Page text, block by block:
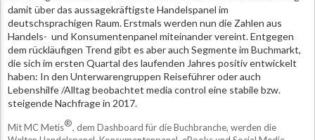
damit über das aussagekräftigste Handelspanel im
deutschsprachigen Raum. Erstmals werden nun die Zahlen aus
Handels- und Konsumentenpanel miteinander vereint. Entgegen
dem rückläufigen Trend gibt es aber auch Segmente im Buchmarkt,
die sich im ersten Quartal des laufenden Jahres positiv entwickelt
haben: In den Unterwarengruppen Reiseführer oder auch
Lebenshilfe /Alltag beobachtet media control eine stabile bzw.
steigende Nachfrage in 2017.
Mit MC Metis®, dem Dashboard für die Buchbranche, werden die